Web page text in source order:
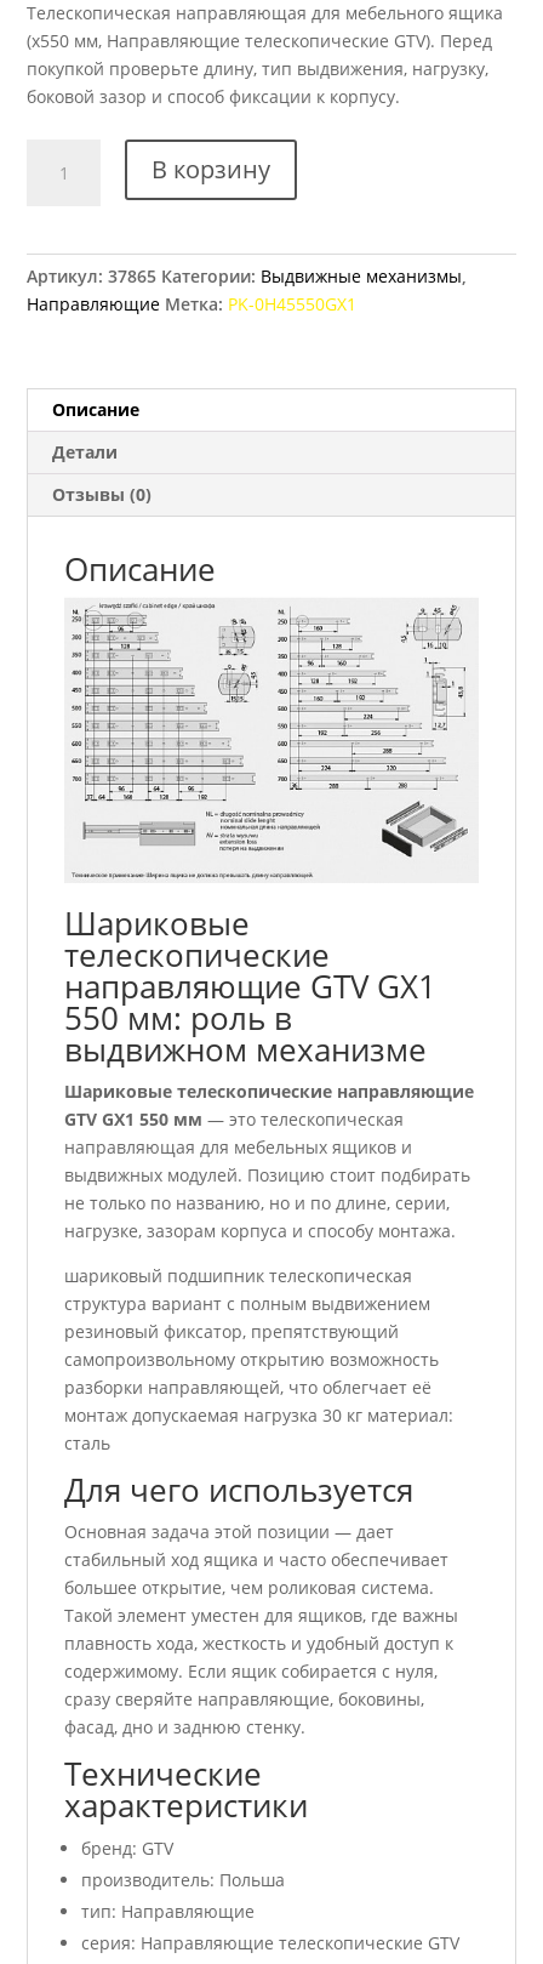
Телескопическая направляющая для мебельного ящика
(x550 мм, Направляющие телескопические GTV). Перед
покупкой проверьте длину, тип выдвижения, нагрузку,
боковой зазор и способ фиксации к корпусу.
товара
GTV
В корзину
Артикул:37865 Категории: Выдвижные механизмы,
Направляющие Метка: PK-0H45550GX1
Описание
Детали
Отзывы (0)
Описание
Шариковые
телескопические
направляющие GTV GX1
550 мм: роль в
выдвижном механизме
Шариковые телескопические направляющие
GTV GX1 550 мм — это телескопическая
направляющая для мебельных ящиков и
выдвижных модулей. Позицию стоит подбирать
не только по названию, но и по длине, серии,
нагрузке, зазорам корпуса и способу монтажа.
шариковый подшипник телескопическая
структура вариант с полным выдвижением
резиновый фиксатор, препятствующий
самопроизвольному открытию возможность
разборки направляющей, что облегчает её
монтаж допускаемая нагрузка 30 кг материал:
сталь
Для чего используется
Основная задача этой позиции — дает
стабильный ход ящика и часто обеспечивает
большее открытие, чем роликовая система.
Такой элемент уместен для ящиков, где важны
плавность хода, жесткость и удобный доступ к
содержимому. Если ящик собирается с нуля,
сразу сверяйте направляющие, боковины,
фасад, дно и заднюю стенку.
Технические
характеристики
бренд: GTV
производитель: Польша
тип: Направляющие
серия: Направляющие телескопические GTV